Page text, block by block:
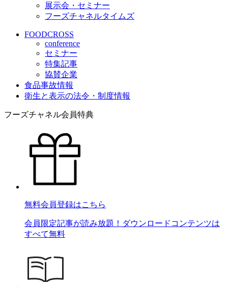
展示会・セミナー
フーズチャネルタイムズ
FOODCROSS
conference
セミナー
特集記事
協賛企業
食品事故情報
衛生と表示の法令・制度情報
フーズチャネル会員特典
無料会員登録はこちら
会員限定記事が読み放題！ダウンロードコンテンツは
すべて無料